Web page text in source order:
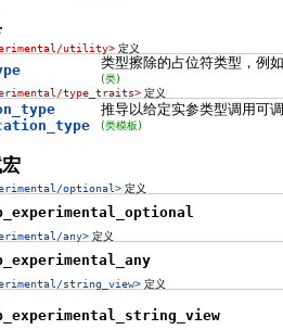
utility> 定义
类型擦除的占位符类型，例
(类)
type_traits> 定义
推导以给定实参类型调用可
(类模板)
optional> 定义
any> 定义
string_view> 定义